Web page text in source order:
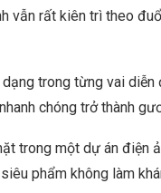
vẫn rất kiên trì theo
trong từng vai
chóng trở thành
trong một dự án điện
phẩm không làm